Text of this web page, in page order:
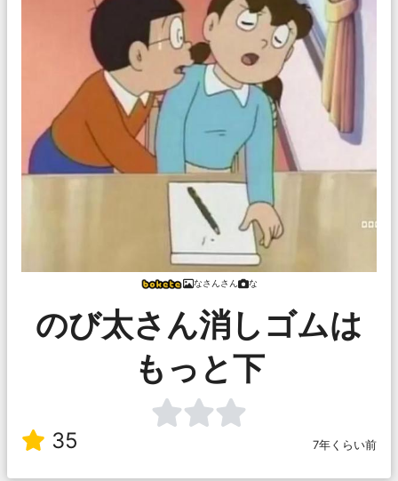
なさんさん な
のび太さん消しゴムは
もっと下
35 7年くらい前